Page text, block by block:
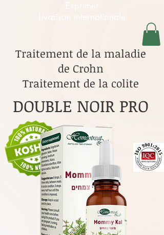
Livraison internationale
Traitement de la maladie
de Crohn
Traitement de la colite
DOUBLE NOIR PRO